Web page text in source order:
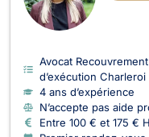
Avocat
d’exécution Charleroi
4 ans d’expérience
N’accepte pas aide
Entre 100 € et 175 €